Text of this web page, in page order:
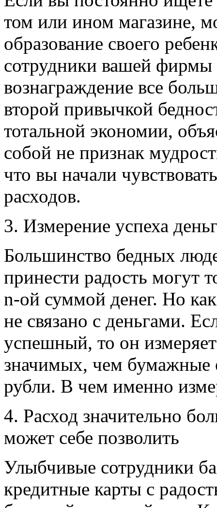
том или ином магазине,
образование своего
сотрудники вашей фирмы
вознаграждение все
второй привычкой
тотальной экономии,
собой не признак
что вы начали
расходов.
3. Измерение успеха
Большинство бедных
принести радость могут
n-ой суммой денег. Но как
не связано с деньгами.
успешный, то он
значимых, чем бумажные
рубли. В чем именно
4. Расход значительно
может себе позволить
Улыбчивые сотрудники
кредитные карты с